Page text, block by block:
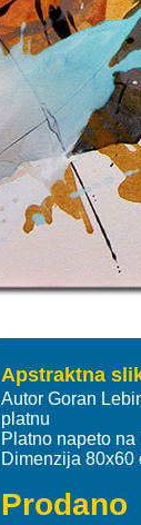
Apstraktna
Autor Goran
platnu
Platno napeto
Dimenzija 80x60
Prodano